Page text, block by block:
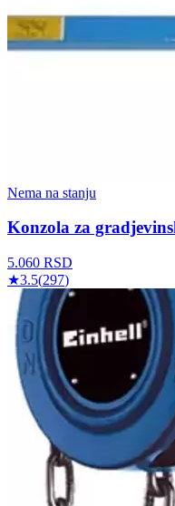
Nema na stanju
Konzola za
5.060 RSD
★3.5(297)